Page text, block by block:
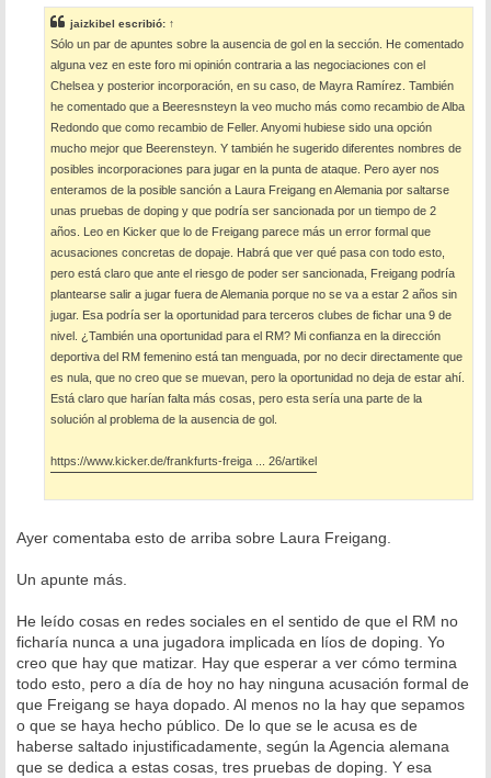
a
j
e
jaizkibel escribió: ↑
Sólo un par de apuntes sobre la ausencia de gol en la sección. He comentado
alguna vez en este foro mi opinión contraria a las negociaciones con el
Chelsea y posterior incorporación, en su caso, de Mayra Ramírez. También
he comentado que a Beeresnsteyn la veo mucho más como recambio de Alba
Redondo que como recambio de Feller. Anyomi hubiese sido una opción
mucho mejor que Beerensteyn. Y también he sugerido diferentes nombres de
posibles incorporaciones para jugar en la punta de ataque. Pero ayer nos
enteramos de la posible sanción a Laura Freigang en Alemania por saltarse
unas pruebas de doping y que podría ser sancionada por un tiempo de 2
años. Leo en Kicker que lo de Freigang parece más un error formal que
acusaciones concretas de dopaje. Habrá que ver qué pasa con todo esto,
pero está claro que ante el riesgo de poder ser sancionada, Freigang podría
plantearse salir a jugar fuera de Alemania porque no se va a estar 2 años sin
jugar. Esa podría ser la oportunidad para terceros clubes de fichar una 9 de
nivel. ¿También una oportunidad para el RM? Mi confianza en la dirección
deportiva del RM femenino está tan menguada, por no decir directamente que
es nula, que no creo que se muevan, pero la oportunidad no deja de estar ahí.
Está claro que harían falta más cosas, pero esta sería una parte de la
solución al problema de la ausencia de gol.
https://www.kicker.de/frankfurts-freiga ... 26/artikel
Ayer comentaba esto de arriba sobre Laura Freigang.
Un apunte más.
He leído cosas en redes sociales en el sentido de que el RM no
ficharía nunca a una jugadora implicada en líos de doping. Yo
creo que hay que matizar. Hay que esperar a ver cómo termina
todo esto, pero a día de hoy no hay ninguna acusación formal de
que Freigang se haya dopado. Al menos no la hay que sepamos
o que se haya hecho público. De lo que se le acusa es de
haberse saltado injustificadamente, según la Agencia alemana
que se dedica a estas cosas, tres pruebas de doping. Y esa